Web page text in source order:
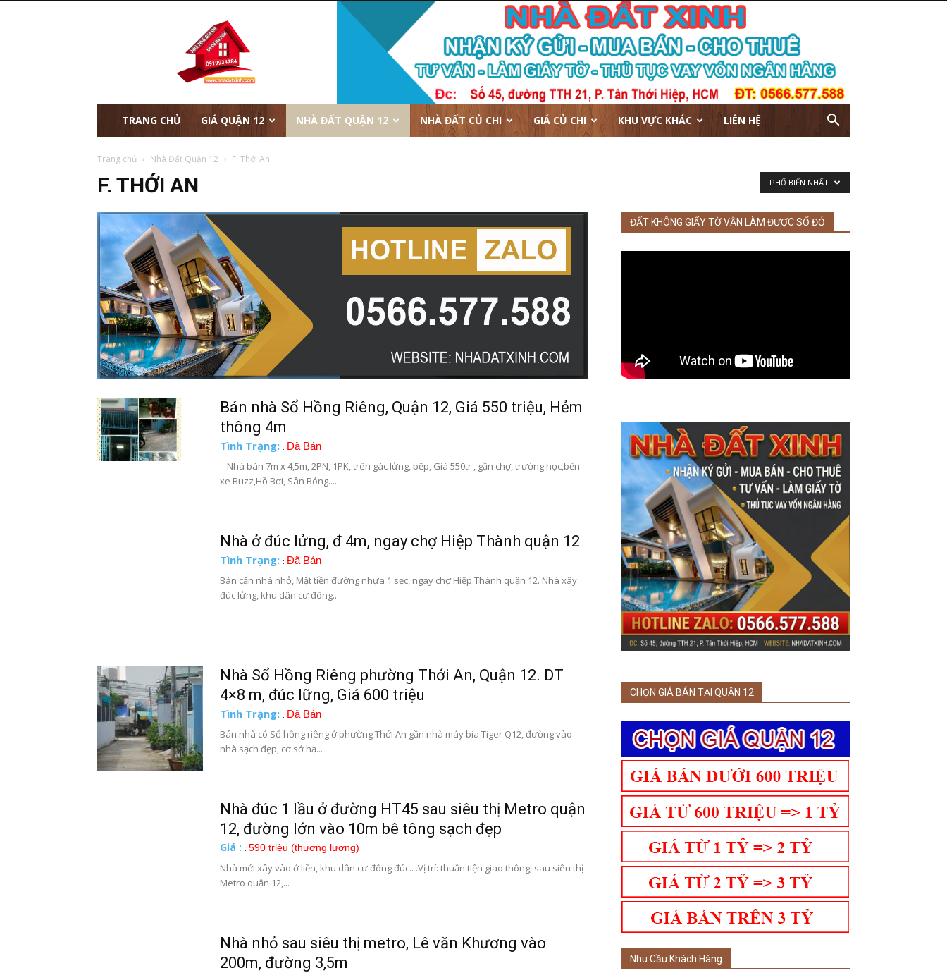
TRANG CHỦ GIÁ QUẬN 12 NHÀ ĐẤT QUẬN 12 NHÀ ĐẤT CỦ CHI GIÁ CỦ CHI KHU VỰC KHÁC LIÊN HỆ
Trang chủ Nhà Đất Quận 12 F. Thới An
F. THỚI AN PHỔ BIẾN NHẤT
Bán nhà Sổ Hồng Riêng, Quận 12, Giá 550 triệu, Hẻm
thông 4m
Tình Trạng: : Đã Bán
- Nhà bán 7m x 4,5m, 2PN, 1PK, trên gác lửng, bếp, Giá 550tr , gần chợ, trường học,bến
xe Buzz,Hồ Bơi, Sân Bóng......
Nhà ở đúc lửng, đ 4m, ngay chợ Hiệp Thành quận 12
Tình Trạng: : Đã Bán
Bán căn nhà nhỏ, Mặt tiền đường nhựa 1 sẹc, ngay chợ Hiệp Thành quận 12. Nhà xây
đúc lửng, khu dân cư đông...
Nhà Sổ Hồng Riêng phường Thới An, Quận 12. DT
4×8 m, đúc lững, Giá 600 triệu
Tình Trạng: : Đã Bán
Bán nhà có Sổ hồng riêng ở phường Thới An gần nhà máy bia Tiger Q12, đường vào
nhà sạch đẹp, cơ sở hạ...
Nhà đúc 1 lầu ở đường HT45 sau siêu thị Metro quận
12, đường lớn vào 10m bê tông sạch đẹp
Giá : : 590 triệu (thương lượng)
Nhà mới xây vào ở liền, khu dân cư đông đúc.. .Vị trí: thuận tiện giao thông, sau siêu thị
Metro quận 12,...
Nhà nhỏ sau siêu thị metro, Lê văn Khương vào
200m, đường 3,5m
ĐẤT KHÔNG GIẤY TỜ VẪN LÀM ĐƯỢC SỔ ĐỎ
CHỌN GIÁ BÁN TẠI QUẬN 12
Nhu Cầu Khách Hàng